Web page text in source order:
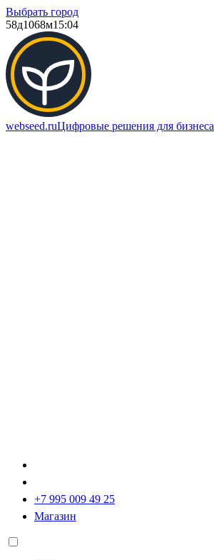
Выбрать город
58д1068м15:04
webseed.ruЦифровые решения для бизнеса
+7 995 009 49 25
Магазин